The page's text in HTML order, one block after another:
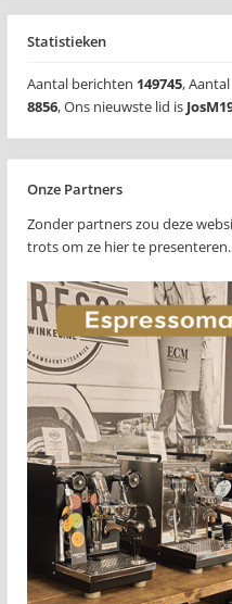
Statistieken
Aantal berichten 149745,
8856,Ons nieuwste lid is
Onze Partners
Zonder partners zou deze
trots om ze hier te